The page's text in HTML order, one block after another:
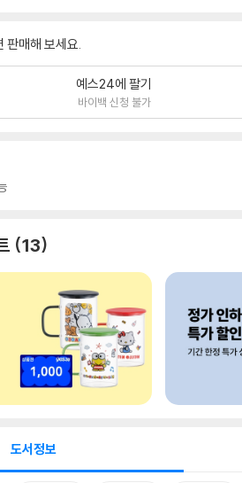
판매해 보세요.
예스24에 팔기
바이백 신청 불가
13
도서정보